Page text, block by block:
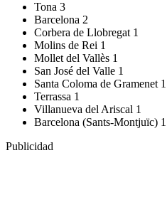
Tona 3
Barcelona 2
Corbera de Llobregat 1
Molins de Rei 1
Mollet del Vallès 1
San José del Valle 1
Santa Coloma de Gramenet 1
Terrassa 1
Villanueva del Ariscal 1
Barcelona (Sants-Montjuïc) 1
Publicidad